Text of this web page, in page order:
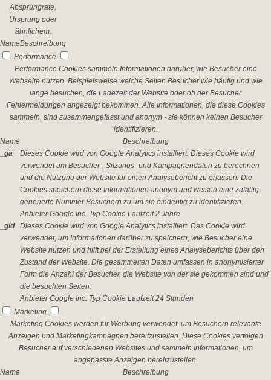
Absprungrate,
Ursprung oder
ähnlichem.
NameBeschreibung
Performance
Performance Cookies sammeln Informationen darüber, wie Besucher eine
Webseite nutzen. Beispielsweise welche Seiten Besucher wie häufig und wie
lange besuchen, die Ladezeit der Website oder ob der Besucher
Fehlermeldungen angezeigt bekommen. Alle Informationen, die diese Cookies
sammeln, sind zusammengefasst und anonym - sie können keinen Besucher
identifizieren.
Name
Beschreibung
_ga
Dieses Cookie wird von Google Analytics installiert. Dieses Cookie wird
verwendet um Besucher-, Sitzungs- und Kampagnendaten zu berechnen
und die Nutzung der Website für einen Analysebericht zu erfassen. Die
Cookies speichern diese Informationen anonym und weisen eine zufällig
generierte Nummer Besuchern zu um sie eindeutig zu identifizieren.
Anbieter Google Inc. Typ Cookie Laufzeit 2 Jahre
_gid
Dieses Cookie wird von Google Analytics installiert. Das Cookie wird
verwendet, um Informationen darüber zu speichern, wie Besucher eine
Website nutzen und hilft bei der Erstellung eines Analyseberichts über den
Zustand der Website. Die gesammelten Daten umfassen in anonymisierter
Form die Anzahl der Besucher, die Website von der sie gekommen sind und
die besuchten Seiten.
Anbieter Google Inc. Typ Cookie Laufzeit 24 Stunden
Marketing
Marketing Cookies werden für Werbung verwendet, um Besuchern relevante
Anzeigen und Marketingkampagnen bereitzustellen. Diese Cookies verfolgen
Besucher auf verschiedenen Websites und sammeln Informationen, um
angepasste Anzeigen bereitzustellen.
Name
Beschreibung